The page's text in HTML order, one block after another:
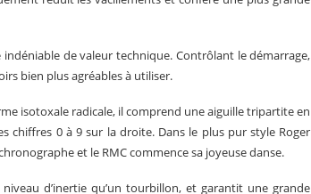
de valeur technique. Contrôlant le démarrage,
bien plus agréables à utiliser.
isotoxale radicale, il comprend une aiguille tripartite en
chiffres 0 à 9 sur la droite. Dans le plus pur style Roger
et le RMC commence sa joyeuse danse.
d’inertie qu’un tourbillon, et garantit une grande